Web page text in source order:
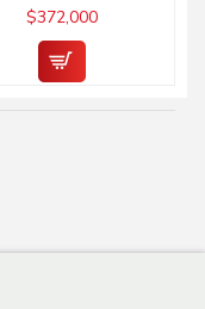
$372,000